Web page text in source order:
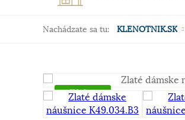
Nachádzate sa tu: KLENOTNIK.SK
Skladom